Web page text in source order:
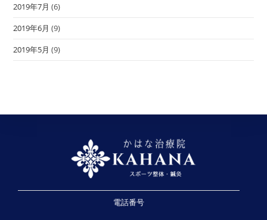
2019年7月 (6)
2019年6月 (9)
2019年5月 (9)
電話番号